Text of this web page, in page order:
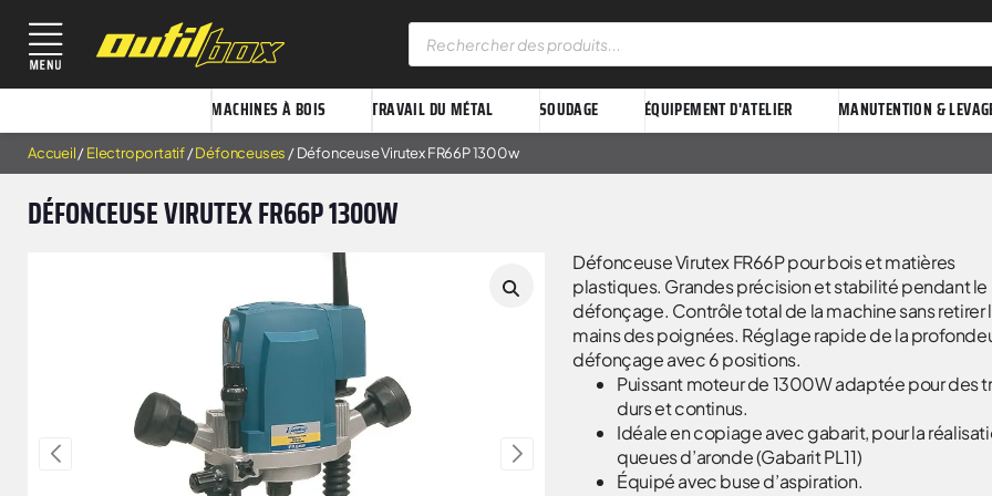
MACHINES À BOIS TRAVAIL DU MÉTAL SOUDAGE ÉQUIPEMENT D'ATELIER MANUTENTION &
Accueil/Electroportatif/Défonceuses / Défonceuse Virutex FR66P 1300w
DÉFONCEUSE VIRUTEX FR66P 1300W
Défonceuse Virutex FR66P pour bois et matières
plastiques. Grandes précision et stabilité pendant le
défonçage. Contrôle total de la machine sans retirer
mains des poignées. Réglage rapide de la
défonçage avec 6 positions.
Puissant moteur de 1300W adaptée pour des
durs et continus.
Idéale en copiage avec gabarit, pour la
queues d’aronde (Gabarit PL11)
Équipé avec buse d’aspiration.